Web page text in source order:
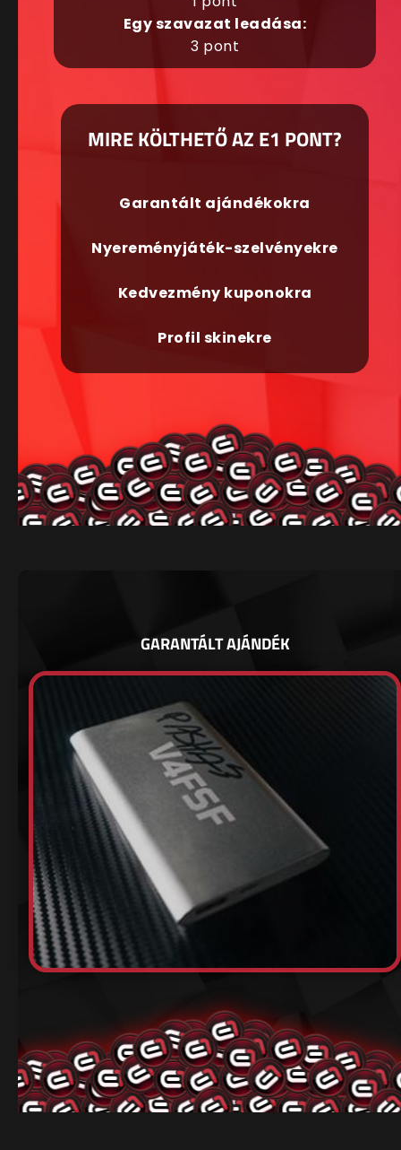
Egy szavazat leadása:
3 pont
MIRE KÖLTHETŐ AZ E1 PONT?
Garantált ajándékokra
Nyereményjáték-szelvényekre
Kedvezmény kuponokra
Profil skinekre
GARANTÁLT AJÁNDÉK